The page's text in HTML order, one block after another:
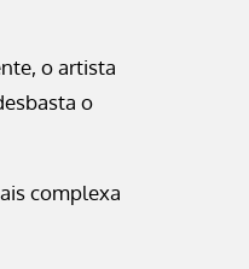
o artista
o
complexa